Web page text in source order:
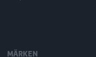
MÄRKEN